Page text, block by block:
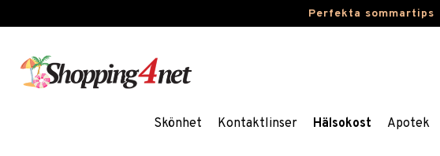
Perfekta sommartips
Skönhet Kontaktlinser Hälsokost Apotek